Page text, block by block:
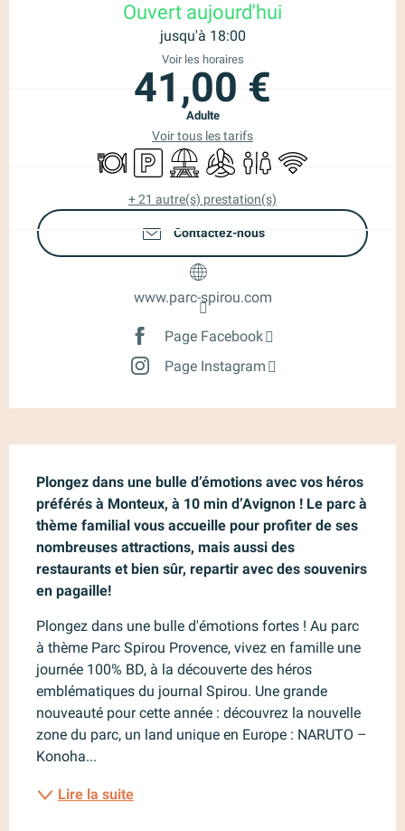
Ouvert aujourd'hui
jusqu'à 18:00
Voir les horaires
41,00 €
Adulte
Voir tous les tarifs
Restaurant
ParkingAire de pique nique
Air conditionné
Toilettes
WiFi
+ 21 autre(s) prestation(s)
Contactez-nous
www.parc-spirou.com
Page Facebook
Page Instagram
Plongez dans une bulle d’émotions avec vos héros
préférés à Monteux, à 10 min d’Avignon ! Le parc à
thème familial vous accueille pour profiter de ses
nombreuses attractions, mais aussi des
restaurants et bien sûr, repartir avec des souvenirs
en pagaille!
Plongez dans une bulle d'émotions fortes ! Au parc
à thème Parc Spirou Provence, vivez en famille une
journée 100% BD, à la découverte des héros
emblématiques du journal Spirou. Une grande
nouveauté pour cette année : découvrez la nouvelle
zone du parc, un land unique en Europe : NARUTO –
Konoha...
Lire la suite